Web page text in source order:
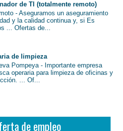
de TI (totalmente remoto)
- Aseguramos un aseguramiento
y la calidad continua y, si Es
... Ofertas de...
de limpieza
Pompeya - Importante empresa
operaria para limpieza de oficinas y
... Of...
de empleo